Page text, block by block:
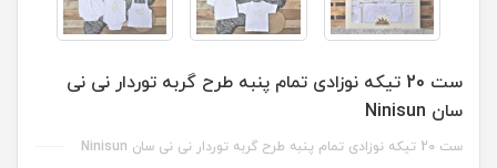
ست 20 تیکه نوزادی تمام پنبه طرح گربه توردار نی نی
سان Ninisun
ست 20 تیکه نوزادی تمام پنبه طرح گربه توردار نی نی سان Ninisun